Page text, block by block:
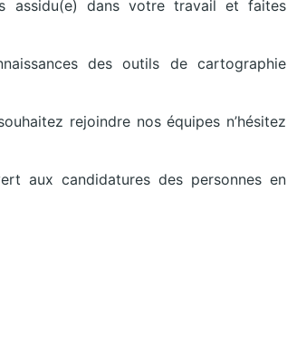
assidu(e) dans votre travail et faites
des outils de cartographie
rejoindre nos équipes n’hésitez
aux candidatures des personnes en